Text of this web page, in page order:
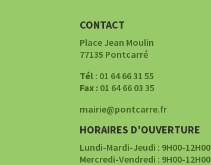
CONTACT
Place Jean Moulin
77135 Pontcarré
Tél : 01 64 66 31 55
Fax : 01 64 66 03 35
mairie@pontcarre.fr
HORAIRES D’OUVERTURE
Lundi-Mardi-Jeudi : 9H00-12H00
Mercredi-Vendredi : 9H00-12H00